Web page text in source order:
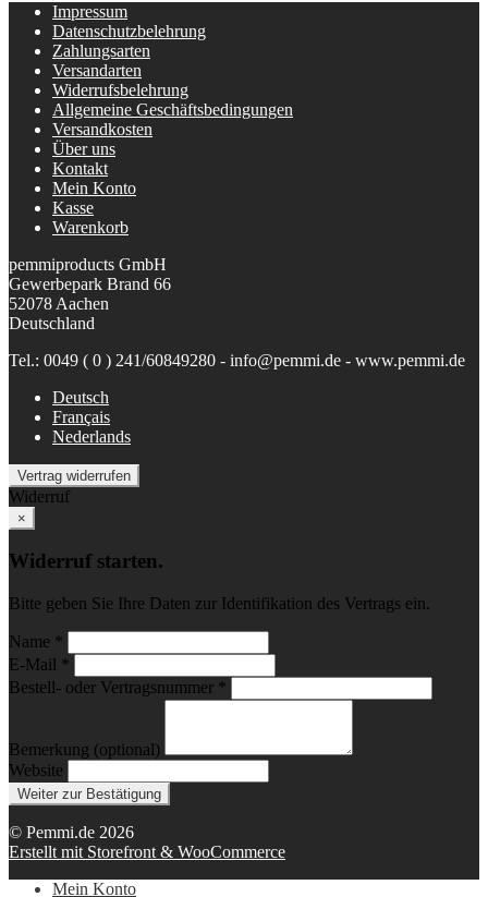
Impressum
Datenschutzbelehrung
Zahlungsarten
Versandarten
Widerrufsbelehrung
Allgemeine Geschäftsbedingungen
Versandkosten
Über uns
Kontakt
Mein Konto
Kasse
Warenkorb
pemmiproducts GmbH
Gewerbepark Brand 66
52078 Aachen
Deutschland
Tel.: 0049 ( 0 ) 241/60849280 - info@pemmi.de - www.pemmi.de
Deutsch
Français
Nederlands
Vertrag widerrufen
Widerruf
×
Widerruf starten.
Bitte geben Sie Ihre Daten zur Identifikation des Vertrags ein.
Name *
E-Mail *
Bestell- oder Vertragsnummer *
Bemerkung (optional)
Website
Weiter zur Bestätigung
© Pemmi.de 2026
Erstellt mit Storefront & WooCommerce
Mein Konto